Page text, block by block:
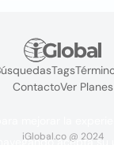
Tags
ContactoVer Planes
iGlobal.co @ 2024
acepta su